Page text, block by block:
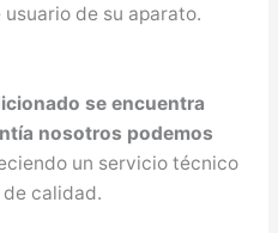
de su aparato.
se encuentra
nosotros podemos
un servicio técnico
calidad.